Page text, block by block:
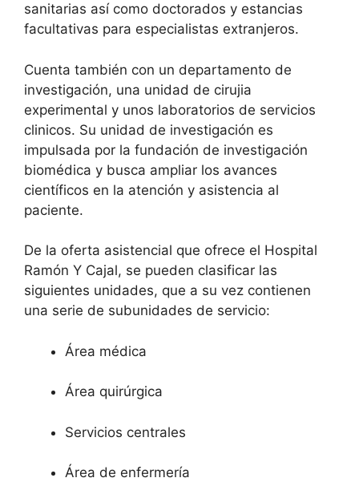
sanitarias así como doctorados y estancias
facultativas para especialistas extranjeros.
Cuenta también con un departamento de
investigación, una unidad de cirujia
experimental y unos laboratorios de servicios
clinicos. Su unidad de investigación es
impulsada por la fundación de investigación
biomédica y busca ampliar los avances
científicos en la atención y asistencia al
paciente.
De la oferta asistencial que ofrece el Hospital
Ramón Y Cajal, se pueden clasificar las
siguientes unidades, que a su vez contienen
una serie de subunidades de servicio:
Área médica
Área quirúrgica
Servicios centrales
Área de enfermería